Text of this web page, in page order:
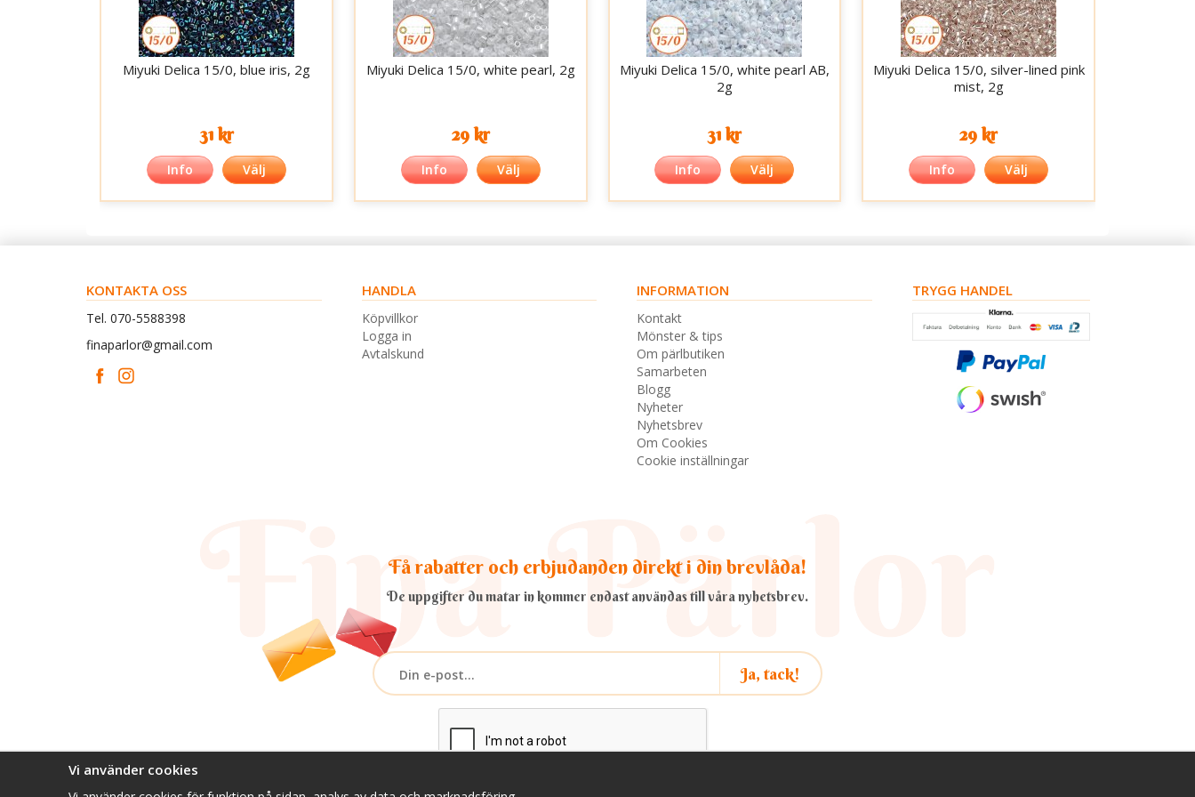
Miyuki Delica 15/0, blue iris, 2g
31 kr
Info Välj
Miyuki Delica 15/0, white pearl, 2g
29 kr
Info Välj
Miyuki Delica 15/0, white pearl AB,
2g
31 kr
Info Välj
Miyuki Delica 15/0, silver-lined pink
mist, 2g
29 kr
Info Välj
KONTAKTA OSS
Tel. 070-5588398
finaparlor@gmail.com
HANDLA
Köpvillkor
Logga in
Avtalskund
INFORMATION
Kontakt
Mönster & tips
Om pärlbutiken
Samarbeten
Blogg
Nyheter
Nyhetsbrev
Om Cookies
Cookie inställningar
TRYGG HANDEL
Få rabatter och erbjudanden direkt i din brevlåda!
De uppgifter du matar in kommer endast användas till våra nyhetsbrev.
Ja, tack!
Vi använder cookies